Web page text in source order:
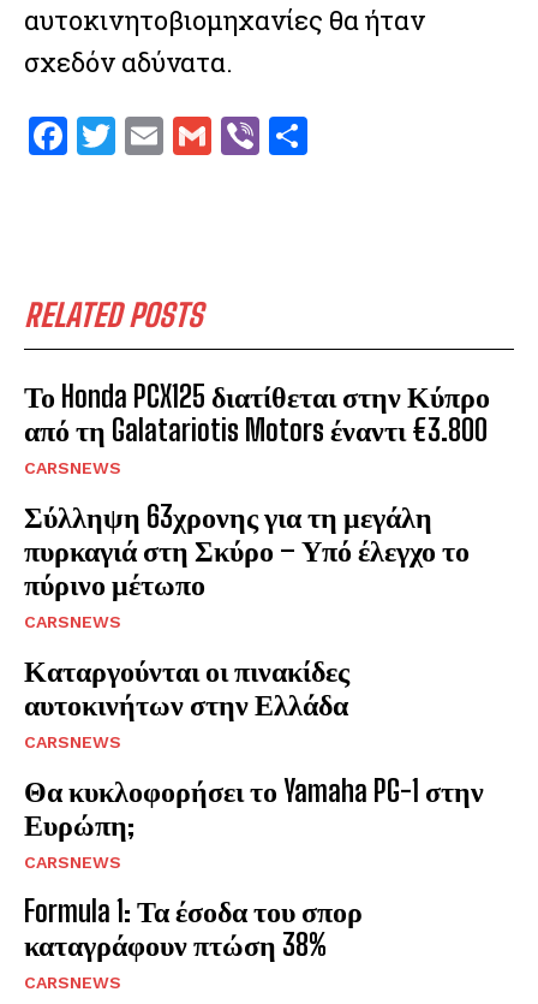
RELATED POSTS
Το Honda PCX125 διατίθεται στην Κύπρο
από τη Galatariotis Motors έναντι €3.800
CARSNEWS
Σύλληψη 63χρονης για τη μεγάλη
πυρκαγιά στη Σκύρο – Υπό έλεγχο το
πύρινο μέτωπο
CARSNEWS
Καταργούνται οι πινακίδες
αυτοκινήτων στην Ελλάδα
CARSNEWS
Θα κυκλοφορήσει το Yamaha PG-1 στην
Ευρώπη;
CARSNEWS
Formula 1: Τα έσοδα του σπορ
καταγράφουν πτώση 38%
CARSNEWS
αυτοκινητοβιομηχανίες θα ήταν
σχεδόν αδύνατα.
F
o
o
k
T
r
E G V